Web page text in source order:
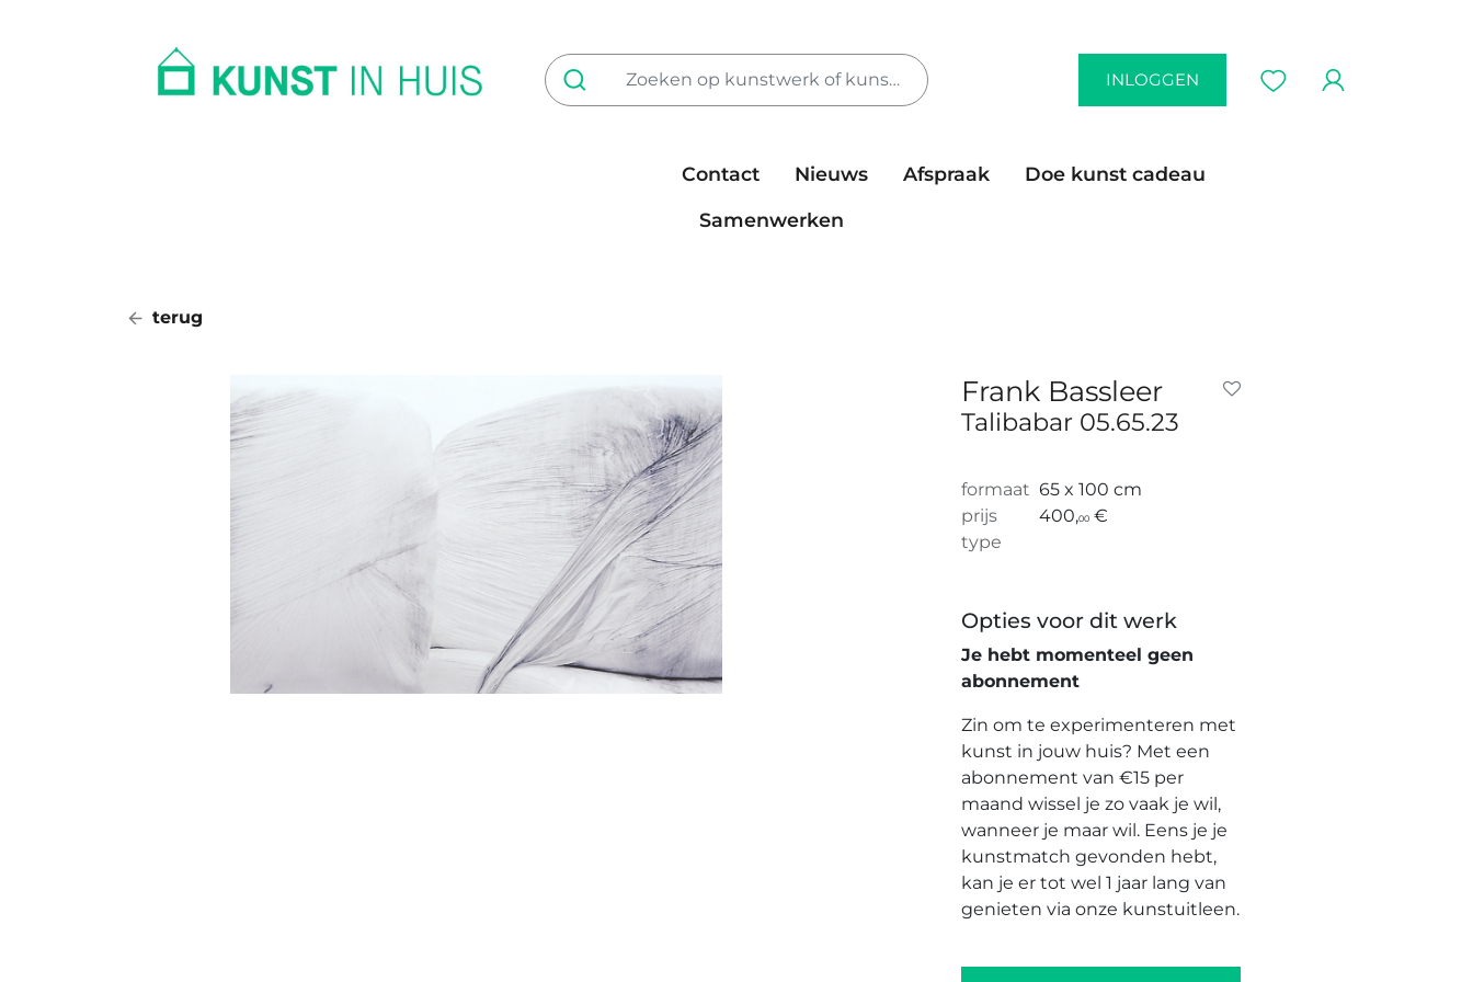
INLOGGEN
Contact Nieuws Afspraak
Doe kunst cadeau
Samenwerken
terug
Frank Bassleer
Talibabar 05.65.23
formaat 65 x 100 cm
prijs
400,00 €
type
Opties voor dit werk
Je hebt momenteel geen
abonnement
Zin om te experimenteren met
kunst in jouw huis? Met een
abonnement van €15 per
maand wissel je zo vaak je wil,
wanneer je maar wil. Eens je je
kunstmatch gevonden hebt,
kan je er tot wel 1 jaar lang van
genieten via onze kunstuitleen.